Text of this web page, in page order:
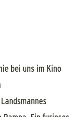
bei uns im Kino